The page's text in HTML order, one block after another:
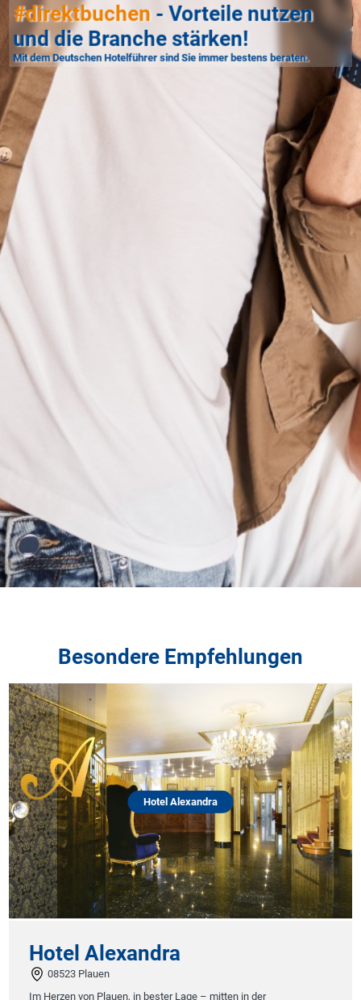
#direktbuchen - Vorteile nutzen
und die Branche stärken!
Mit dem Deutschen Hotelführer sind Sie immer bestens beraten.
Besondere Empfehlungen
Hotel Alexandra
Hotel Alexandra
08523 Plauen
Im Herzen von Plauen, in bester Lage – mitten in der